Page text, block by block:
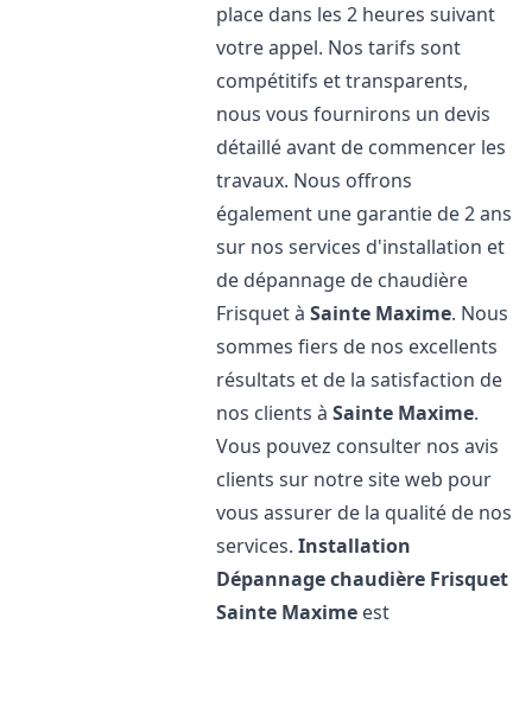
place dans les 2 heures suivant
votre appel. Nos tarifs sont
compétitifs et transparents,
nous vous fournirons un devis
détaillé avant de commencer les
travaux. Nous offrons
également une garantie de 2 ans
sur nos services d'installation et
de dépannage de chaudière
Frisquet àSainte Maxime. Nous
sommes fiers de nos excellents
résultats et de la satisfaction de
nos clients àSainte Maxime.
Vous pouvez consulter nos avis
clients sur notre site web pour
vous assurer de la qualité de nos
services.Installation
Dépannage chaudière Frisquet
Sainte Maxime est